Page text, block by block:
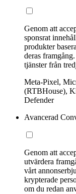
Genom att
sponsrat
produkter
deras
tjänster från
Meta-Pixel,
(RTBHouse),
Defender
Avancerad
Genom att
utvärdera
vårt
krypterade
om du redan